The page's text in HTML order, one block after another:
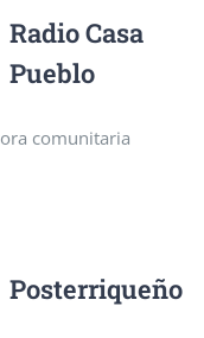
Radio Casa
Pueblo
comunitaria
Posterriqueño